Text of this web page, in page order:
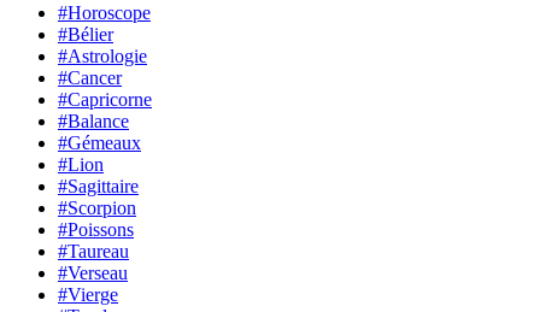
#Horoscope
#Bélier
#Astrologie
#Cancer
#Capricorne
#Balance
#Gémeaux
#Lion
#Sagittaire
#Scorpion
#Poissons
#Taureau
#Verseau
#Vierge